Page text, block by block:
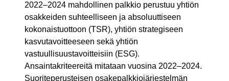
2022–2024 mahdollinen palkkio perustuu yhtiön
osakkeiden suhteelliseen ja absoluuttiseen
kokonaistuottoon (TSR), yhtiön strategiseen
kasvutavoitteeseen sekä yhtiön
vastuullisuustavoitteisiin (ESG).
Ansaintakriteereitä mitataan vuosina 2022–2024.
Suoriteperusteisen osakepalkkiojärjestelmän